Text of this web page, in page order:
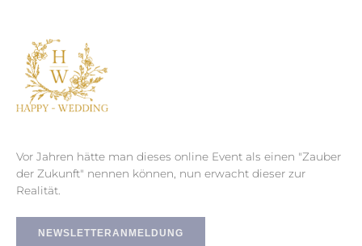
Vor Jahren hätte man dieses online Event als einen "Zauber
der Zukunft" nennen können, nun erwacht dieser zur
Realität.
NEWSLETTERANMELDUNG